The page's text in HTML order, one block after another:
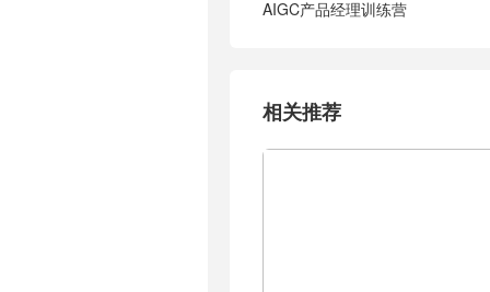
AIGC产品经理训练营
相关推荐